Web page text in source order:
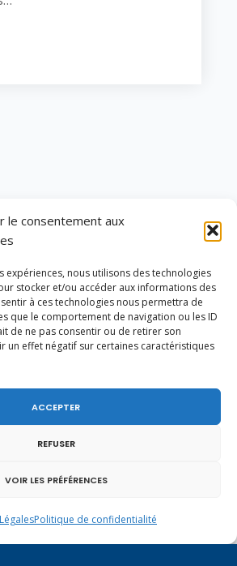
le consentement aux
expériences, nous utilisons des technologies
stocker et/ou accéder aux informations des
à ces technologies nous permettra de
que le comportement de navigation ou les ID
de ne pas consentir ou de retirer son
un effet négatif sur certaines caractéristiques
ACCEPTER
REFUSER
VOIR LES PRÉFÉRENCES
Politique de confidentialité
M J V
5 6 7 8
9
12 13 14 15
16
19 20 21 22
23
26 27 28 29
de la loi reconnaissant une
de l’ordre
fédéral de 1291, je tiens à adresser